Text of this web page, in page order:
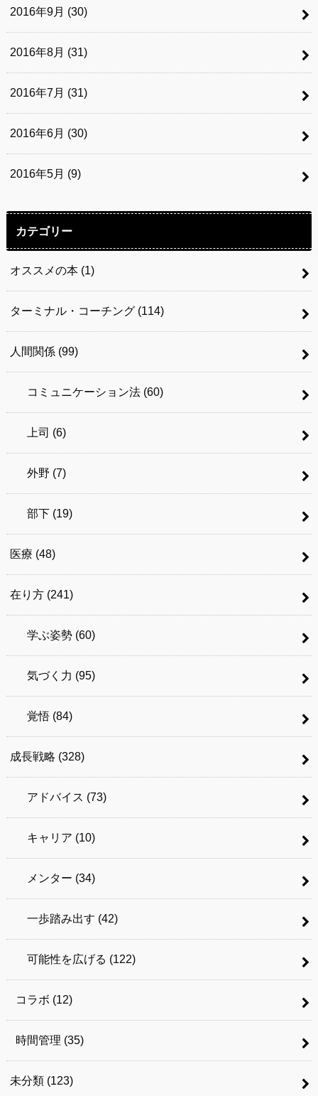
2016年9月 (30)
2016年8月 (31)
2016年7月 (31)
2016年6月 (30)
2016年5月 (9)
カテゴリー
オススメの本 (1)
ターミナル・コーチング (114)
人間関係 (99)
コミュニケーション法 (60)
上司 (6)
外野 (7)
部下 (19)
医療 (48)
在り方 (241)
学ぶ姿勢 (60)
気づく力 (95)
覚悟 (84)
成長戦略 (328)
アドバイス (73)
キャリア (10)
メンター (34)
一歩踏み出す (42)
可能性を広げる (122)
コラボ (12)
時間管理 (35)
未分類 (123)